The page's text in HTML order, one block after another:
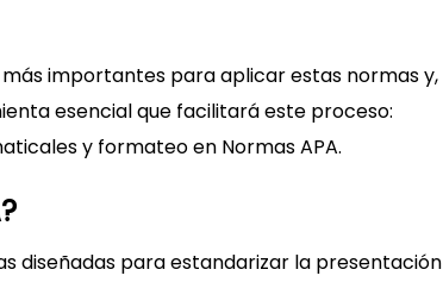
importantes para aplicar estas normas y,
esencial que facilitará este proceso:
y formateo en Normas APA.
diseñadas para estandarizar la presentación